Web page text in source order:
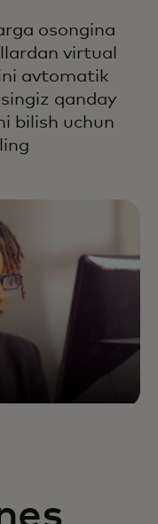
osongina
virtual
avtomatik
qanday
bilish uchun